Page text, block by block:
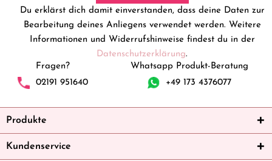
Du erklärst dich damit einverstanden, dass deine Daten zur
Bearbeitung deines Anliegens verwendet werden. Weitere
Informationen und Widerrufshinweise findest du in der
Datenschutzerklärung.
Fragen?
02191 951640
Whatsapp Produkt-Beratung
+49 173 4376077
Produkte
Kundenservice